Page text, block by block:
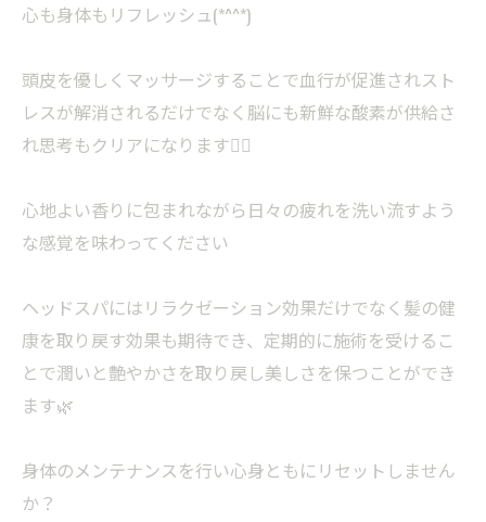
心も身体もリフレッシュ(*^^*)
頭皮を優しくマッサージすることで血行が促進されスト
レスが解消されるだけでなく脳にも新鮮な酸素が供給さ
れ思考もクリアになります💆‍♀️
心地よい香りに包まれながら日々の疲れを洗い流すよう
な感覚を味わってください
ヘッドスパにはリラクゼーション効果だけでなく髪の健
康を取り戻す効果も期待でき、定期的に施術を受けるこ
とで潤いと艶やかさを取り戻し美しさを保つことができ
ます🌿
身体のメンテナンスを行い心身ともにリセットしません
か？